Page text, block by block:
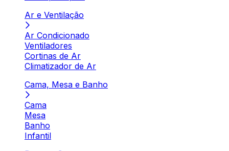
Ar e Ventilação
Ar Condicionado
Ventiladores
Cortinas de Ar
Climatizador de Ar
Cama, Mesa e Banho
Cama
Mesa
Banho
Infantil